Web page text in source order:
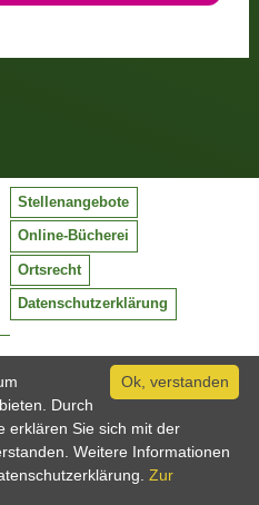
Stellenangebote
Online-Bücherei
Ortsrecht
Datenschutzerklärung
Ok, verstanden
Durch
erklären Sie sich mit der
Weitere Informationen
Zur